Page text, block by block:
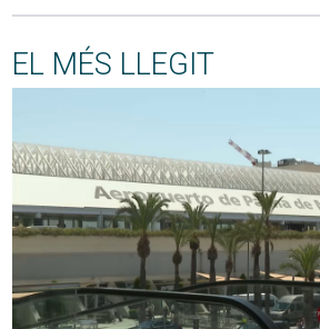
EL MÉS LLEGIT